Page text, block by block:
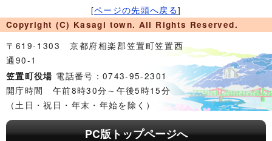
[ページの先頭へ戻る]
Copyright (C) Kasagi town. All Rights Reserved.
〒619-1303 京都府相楽郡笠置町笠置西
通90-1
笠置町役場 電話番号：0743-95-2301
開庁時間 午前8時30分～午後5時15分
（土日・祝日・年末・年始を除く）
PC版トップページへ